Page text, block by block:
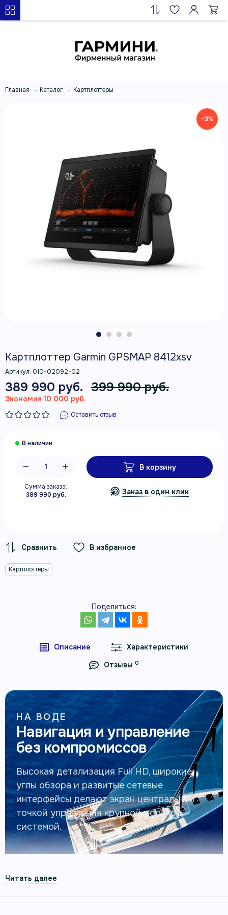
Главная Каталог Картплоттеры
−3%
Картплоттер Garmin GPSMAP 8412xsv
Артикул: 010-02092-02
389 990 руб. 399 990 руб.
Экономия 10 000 руб.
Оставить отзыв
Сумма заказа:
389 990 руб.
В корзину
Заказ в один клик
В избранное
Картплоттеры
Поделиться:
Описание
Характеристики
Отзывы 0
НА ВОДЕ
Навигация и управление
без компромиссов
Высокая детализация Full HD, широкие
углы обзора и развитые сетевые
интерфейсы делают экран центральной
точкой управления крупной морской
системой.
12-ДЮЙМОВЫЙ МОРСКОЙ MFD С FULL HD